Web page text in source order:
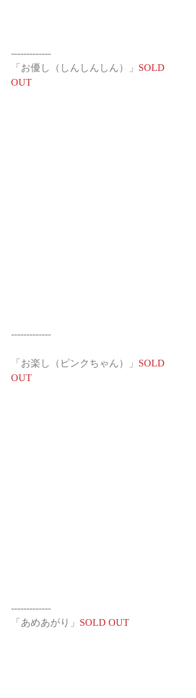
-------------
「お優し（しんしんしん）」 SOLD
OUT
-------------
「お楽し（ピンクちゃん）」 SOLD
OUT
-------------
「あめあがり」 SOLD OUT